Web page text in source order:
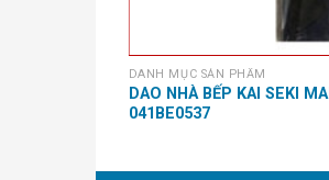
DANH MỤC SẢN PHẨM
DAO NHÀ BẾP KAI SEKI
041BE0537